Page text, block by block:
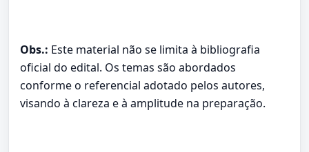
Obs.: Este material não se limita à bibliografia
oficial do edital. Os temas são abordados
conforme o referencial adotado pelos autores,
visando à clareza e à amplitude na preparação.